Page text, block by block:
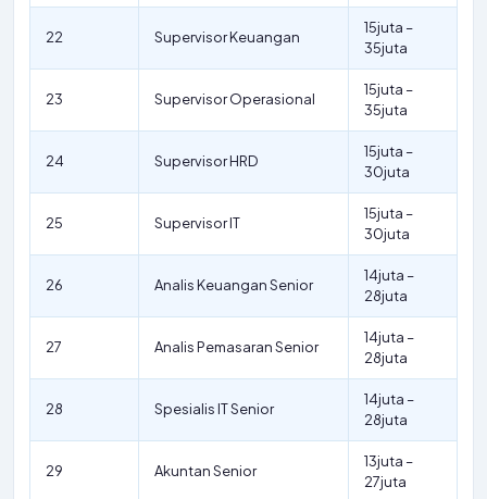
22 Supervisor Keuangan
15juta –
35juta
23 Supervisor Operasional
15juta –
35juta
24 Supervisor HRD
15juta –
30juta
25 Supervisor IT
15juta –
30juta
26 Analis Keuangan Senior
14juta –
28juta
27 Analis Pemasaran Senior
14juta –
28juta
28 Spesialis IT Senior
14juta –
28juta
29 Akuntan Senior
13juta –
27juta